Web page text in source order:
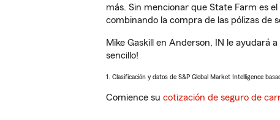
más. Sin mencionar que State Farm es
combinando la compra de las pólizas de
Mike Gaskill en Anderson, IN le ayudará
sencillo!
1. Clasificación y datos de S&P Global Market Intelligence
Comience su cotización de seguro de